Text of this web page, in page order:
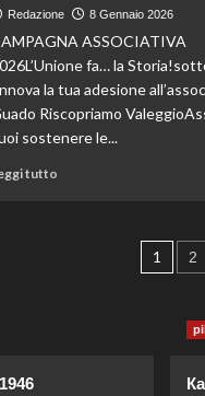
Redazione 8 Gennaio 2026
ASSOCIATIVA
fa… la
la tua adesione
Riscopriamo
sostenere le...
tutto
1 2